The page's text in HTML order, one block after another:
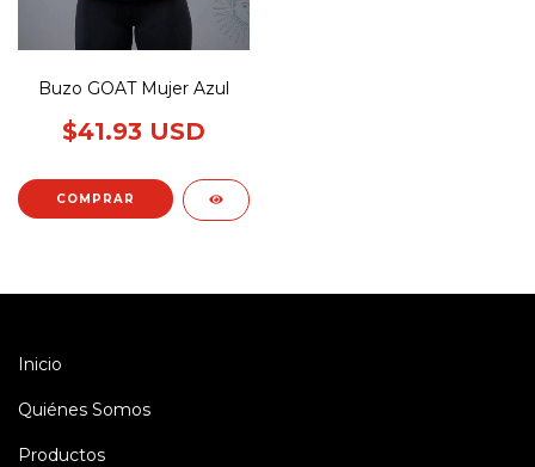
Buzo GOAT Mujer Azul
$41.93 USD
COMPRAR
Inicio
Quiénes Somos
Productos